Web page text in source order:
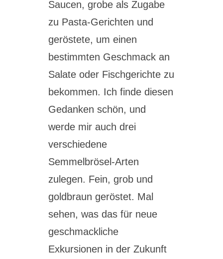
Saucen, grobe als Zugabe
zu Pasta-Gerichten und
geröstete, um einen
bestimmten Geschmack an
Salate oder Fischgerichte zu
bekommen. Ich finde diesen
Gedanken schön, und
werde mir auch drei
verschiedene
Semmelbrösel-Arten
zulegen. Fein, grob und
goldbraun geröstet. Mal
sehen, was das für neue
geschmackliche
Exkursionen in der Zukunft